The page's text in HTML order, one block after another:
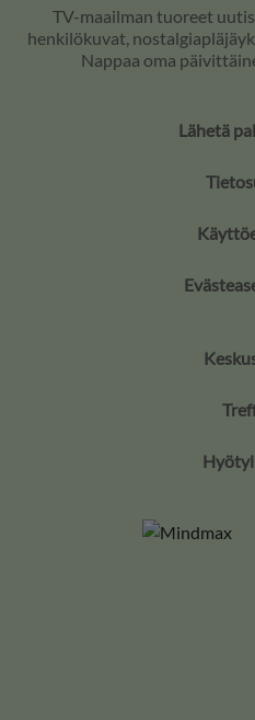
TV-maailman tuoreet
henkilökuvat,
Nappaa oma
Lähetä